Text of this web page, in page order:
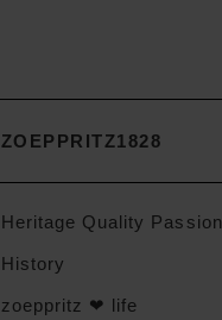
ZOEPPRITZ1828
Heritage Quality Passion
History
zoeppritz ❤ life